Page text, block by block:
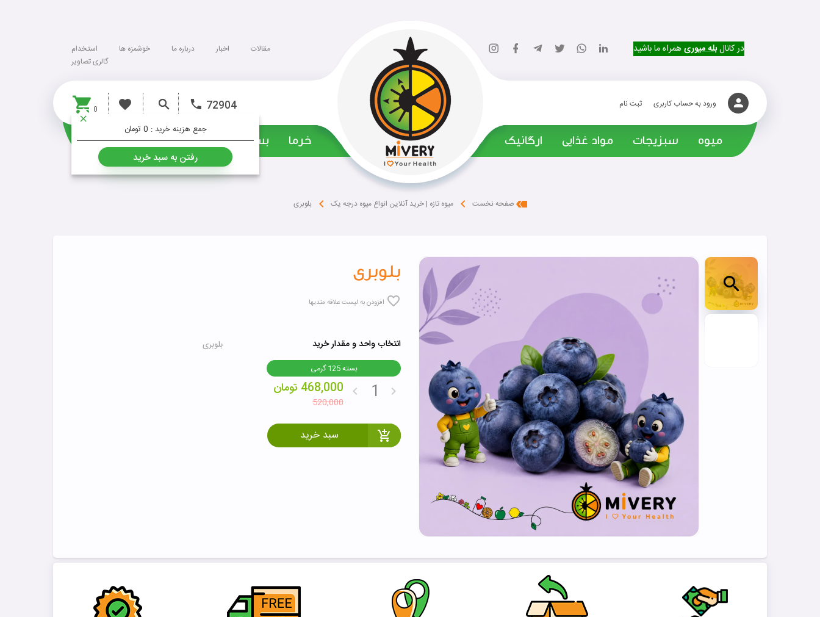
در کانالبله میوریهمراه ما باشید استخدام خوشمزه ها درباره ما اخبار
مقالات
گالری تصاویر
ورود به حساب کاربری ثبت نام
0
جمع هزینه خرید :
رفتن به سبد خرید
72904
میوه سبزیجات مواد غذایی ارگانیک ‌ خرما بسته ها خشکبار
صفحه نخست میوه تازه | خرید آنلاین انواع میوه درجه یک بلوبری
بلوبری
افزودن به لیست علاقه مندیها
بلوبری انتخاب واحد و مقدار خرید
بسته 125 گرمی
468,000 تومان
520,000
سبد خرید